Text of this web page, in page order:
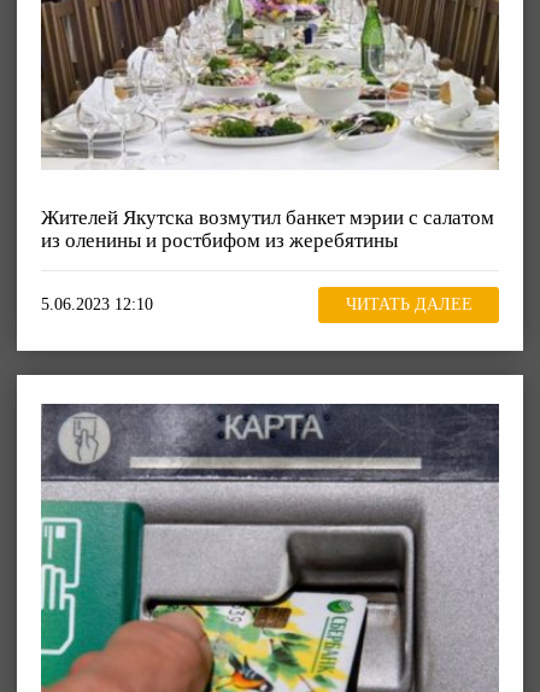
Жителей Якутска возмутил банкет мэрии с салатом
из оленины и ростбифом из жеребятины
5.06.2023 12:10 ЧИТАТЬ ДАЛЕЕ